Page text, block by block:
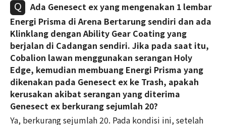
Ada Genesect ex yang mengenakan 1 lembar
Energi Prisma di Arena Bertarung sendiri dan ada
Klinklang dengan Ability Gear Coating yang
berjalan di Cadangan sendiri. Jika pada saat itu,
Cobalion lawan menggunakan serangan Holy
Edge, kemudian membuang Energi Prisma yang
dikenakan pada Genesect ex ke Trash, apakah
kerusakan akibat serangan yang diterima
Genesect ex berkurang sejumlah 20?
Ya, berkurang sejumlah 20. Pada kondisi ini, setelah